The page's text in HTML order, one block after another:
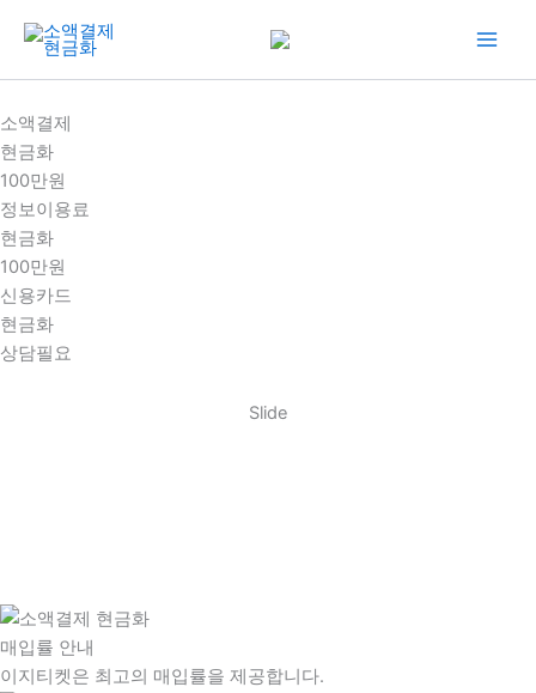
건
너
뛰
기
소액결제
현금화
100만원
정보이용료
현금화
100만원
신용카드
현금화
상담필요
Slide
매입률 안내
이지티켓은 최고의 매입률을 제공합니다.